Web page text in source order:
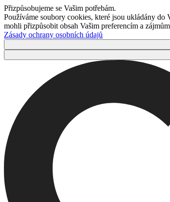
Přizpůsobujeme se Vašim potřebám.
Používáme soubory cookies, které jsou ukládány
mohli přizpůsobit obsah Vašim preferencím a
Zásady ochrany osobních údajů